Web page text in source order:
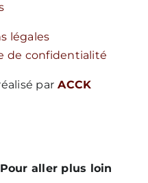
Pour aller plus loin
légales
de confidentialité
par ACCK